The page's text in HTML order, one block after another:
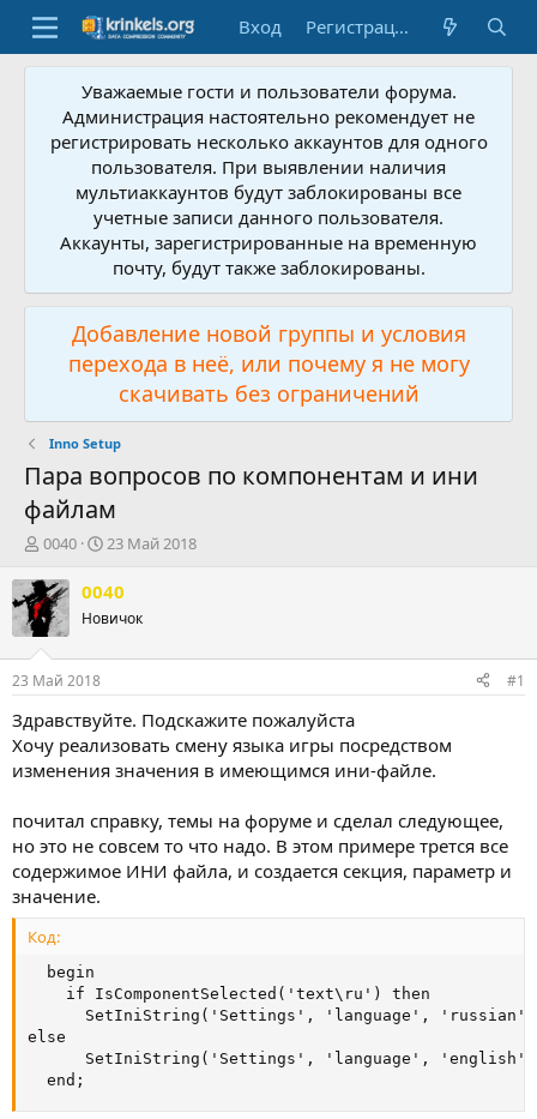
Вход Регистрация
Уважаемые гости и пользователи форума.
Администрация настоятельно рекомендует не
регистрировать несколько аккаунтов для одного
пользователя. При выявлении наличия
мультиаккаунтов будут заблокированы все
учетные записи данного пользователя.
Аккаунты, зарегистрированные на временную
почту, будут также заблокированы.
Добавление новой группы и условия
перехода в неё, или почему я не могу
скачивать без ограничений
Inno Setup
Пара вопросов по компонентам и ини
файлам
А
т
о
р
т
е
м
ы
0040
Д
т
н
а
л
23 Май 2018
0040
Новичок
23 Май 2018 #1
Здравствуйте. Подскажите пожалуйста
Хочу реализовать смену языка игры посредством
изменения значения в имеющимся ини-файле.
почитал справку, темы на форуме и сделал следующее,
но это не совсем то что надо. В этом примере трется все
содержимое ИНИ файла, и создается секция, параметр и
значение.
Код:
  begin
    if IsComponentSelected('text\ru') then
SetIniString('Settings', 'language',
else
SetIniString('Settings', 'language',
  end;